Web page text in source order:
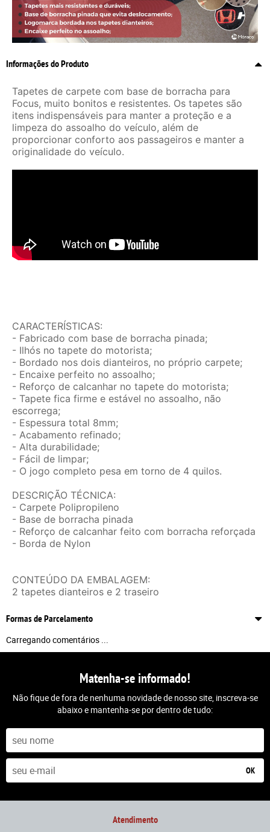
Informações do Produto
Tapetes de carpete com base de borracha para
Focus, muito bonitos e resistentes. Os tapetes são
itens indispensáveis para manter a proteção e a
limpeza do assoalho do veículo, além de
proporcionar conforto aos passageiros e manter a
originalidade do veículo.
CARACTERÍSTICAS:
- Fabricado com base de borracha pinada;
- Ilhós no tapete do motorista;
- Bordado nos dois dianteiros, no próprio carpete;
- Encaixe perfeito no assoalho;
- Reforço de calcanhar no tapete do motorista;
- Tapete fica firme e estável no assoalho, não
escorrega;
- Espessura total 8mm;
- Acabamento refinado;
- Alta durabilidade;
- Fácil de limpar;
- O jogo completo pesa em torno de 4 quilos.
DESCRIÇÃO TÉCNICA:
- Carpete Polipropileno
- Base de borracha pinada
- Reforço de calcanhar feito com borracha reforçada
- Borda de Nylon
CONTEÚDO DA EMBALAGEM:
2 tapetes dianteiros e 2 traseiro
Formas de Parcelamento
Carregando comentários ...
Matenha-se informado!
Não fique de fora de nenhuma novidade de nosso site, inscreva-se
abaixo e mantenha-se por dentro de tudo:
OK
Atendimento